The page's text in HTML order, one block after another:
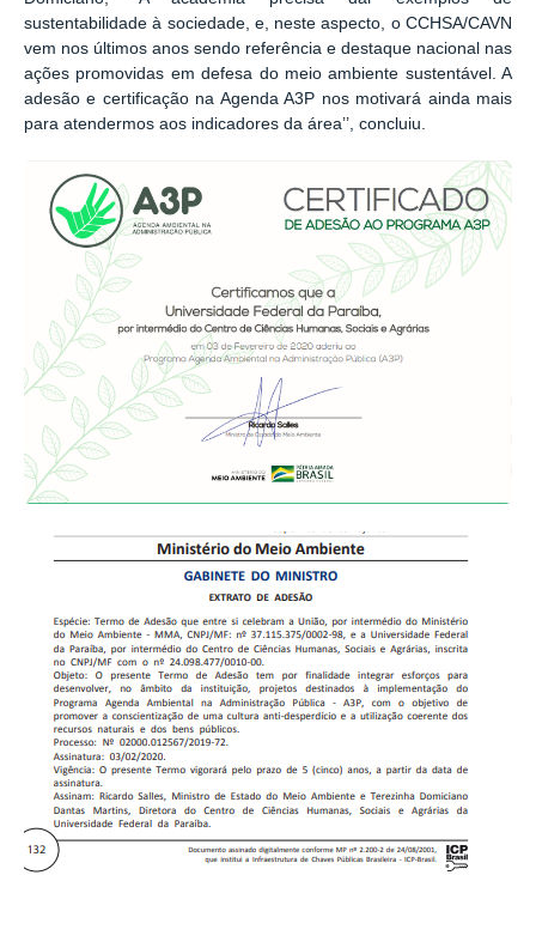
sustentabilidade à sociedade, e, neste aspecto, o CCHSA/CAVN
vem nos últimos anos sendo referência e destaque nacional nas
ações promovidas em defesa do meio ambiente sustentável. A
adesão e certificação na Agenda A3P nos motivará ainda mais
para atendermos aos indicadores da área’’, concluiu.